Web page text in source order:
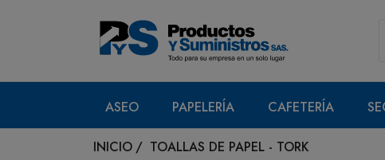
ASEO PAPELERÍA CAFETERÍA
INICIO / TOALLAS DE PAPEL - TORK